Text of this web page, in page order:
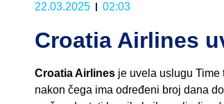
22.03.2025 02:03
Croatia Airlines
Croatia Airlines je uvela uslugu
nakon čega ima određeni broj dana